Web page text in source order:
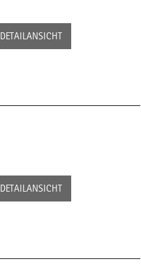
DETAILANSICHT
DETAILANSICHT